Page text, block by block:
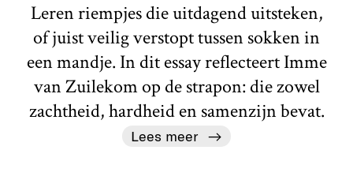
Leren riempjes die uitdagend uitsteken,
of juist veilig verstopt tussen sokken in
een mandje. In dit essay reflecteert Imme
van Zuilekom op de strapon: die zowel
zachtheid, hardheid en samenzijn bevat.
Lees meer